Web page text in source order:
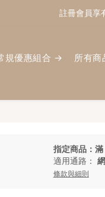
註冊會員享
註冊會員享
註冊會員
規優惠組合 → 所有商
指定商品：
適用通路：
條款與細則